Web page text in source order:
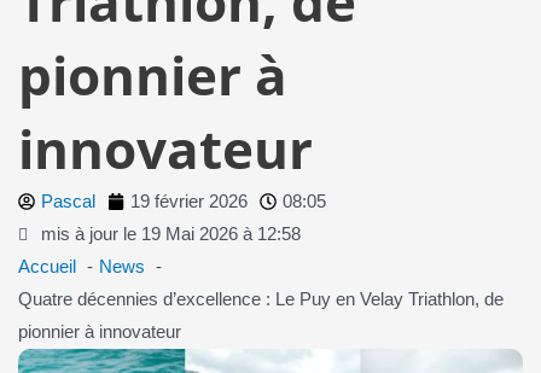
pionnier à
innovateur
Pascal 19 février 2026
08:05
mis à jour le 19 Mai 2026 à 12:58
Accueil
News
Quatre décennies d’excellence : Le Puy en Velay Triathlon, de
pionnier à innovateur